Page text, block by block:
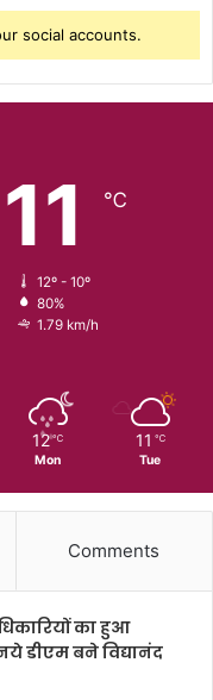
social accounts.
11 ℃
12º - 10º
80%
1.79 km/h
12 ℃
Mon
11 ℃
Tue
Comments
का हुआ
डीएम बने विद्यानंद